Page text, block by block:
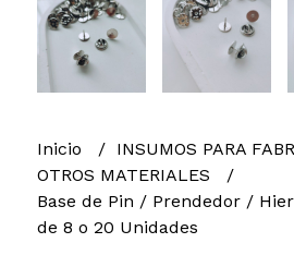
Inicio
INSUMOS PARA
OTROS MATERIALES
Base de Pin / Prendedor /
de 8 o 20 Unidades